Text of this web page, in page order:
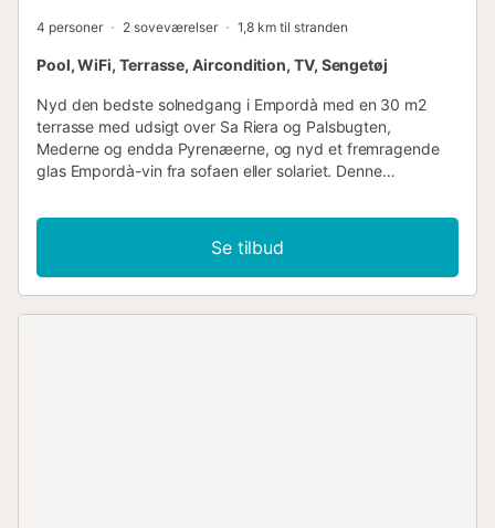
4 personer 2 soveværelser 1,8 km til stranden
Pool, WiFi, Terrasse, Aircondition, TV, Sengetøj
Nyd den bedste solnedgang i Empordà med en 30 m2
terrasse med udsigt over Sa Riera og Palsbugten,
Mederne og endda Pyrenæerne, og nyd et fremragende
glas Empordà-vin fra sofaen eller solariet. Denne
bedste klassikere inden for design i Barcelona, med en
moderne minimalistisk smag. På loftet er der 2
soveværelser på anden sal og 2 fuldt udstyrede
badeværelser, perfekt til et par med børn. Køkkenet er
Se tilbud